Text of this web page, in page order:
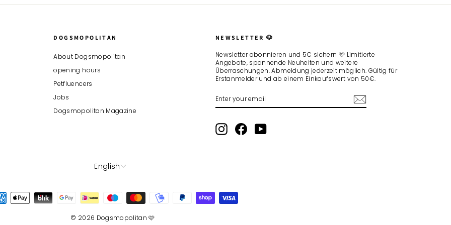
DOGSMOPOLITAN
About Dogsmopolitan
opening hours
Petfluencers
Jobs
Dogsmopolitan Magazine
NEWSLETTER 🐶
Newsletter abonnieren und 5€ sichern 🩷 Limitierte
Angebote, spannende Neuheiten und weitere
Überraschungen. Abmeldung jederzeit möglich. Gültig für
Erstanmelder und ab einem Einkaufswert von 50€.
YOUR
EMAIL
InstagramFacebookYouTube
LANGUAGE
English
© 2026 Dogsmopolitan 🩷